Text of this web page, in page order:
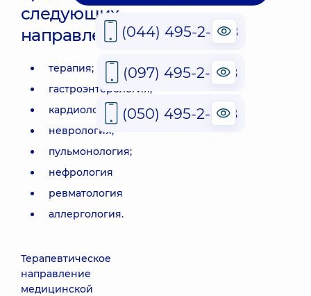
следующих
направлений:
терапия;
гастроэнтерология;
кардиология;
неврология;
пульмонология;
нефрология
ревматология
аллергология.
Терапевтическое
направление
медицинской
(044) 495-2-888
(097) 495-2-888
(050) 495-2-888